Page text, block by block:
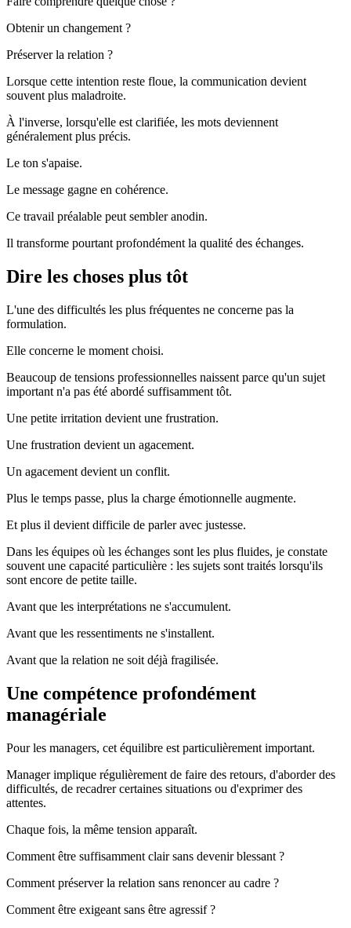
Obtenir un changement ?
Préserver la relation ?
Lorsque cette intention reste floue, la communication devient
souvent plus maladroite.
À l'inverse, lorsqu'elle est clarifiée, les mots deviennent
généralement plus précis.
Le ton s'apaise.
Le message gagne en cohérence.
Ce travail préalable peut sembler anodin.
Il transforme pourtant profondément la qualité des échanges.
Dire les choses plus tôt
L'une des difficultés les plus fréquentes ne concerne pas la
formulation.
Elle concerne le moment choisi.
Beaucoup de tensions professionnelles naissent parce qu'un sujet
important n'a pas été abordé suffisamment tôt.
Une petite irritation devient une frustration.
Une frustration devient un agacement.
Un agacement devient un conflit.
Plus le temps passe, plus la charge émotionnelle augmente.
Et plus il devient difficile de parler avec justesse.
Dans les équipes où les échanges sont les plus fluides, je constate
souvent une capacité particulière : les sujets sont traités lorsqu'ils
sont encore de petite taille.
Avant que les interprétations ne s'accumulent.
Avant que les ressentiments ne s'installent.
Avant que la relation ne soit déjà fragilisée.
Une compétence profondément
managériale
Pour les managers, cet équilibre est particulièrement important.
Manager implique régulièrement de faire des retours, d'aborder des
difficultés, de recadrer certaines situations ou d'exprimer des
attentes.
Chaque fois, la même tension apparaît.
Comment être suffisamment clair sans devenir blessant ?
Comment préserver la relation sans renoncer au cadre ?
Comment être exigeant sans être agressif ?